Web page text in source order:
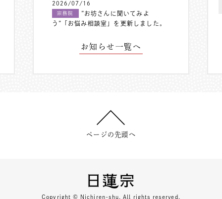
2026/07/16
宗務院
”お坊さんに聞いてみよ
う”「お悩み相談室」を更新しました。
お知らせ一覧へ
ページの先頭へ
Copyright © Nichiren-shu. All rights reserved.